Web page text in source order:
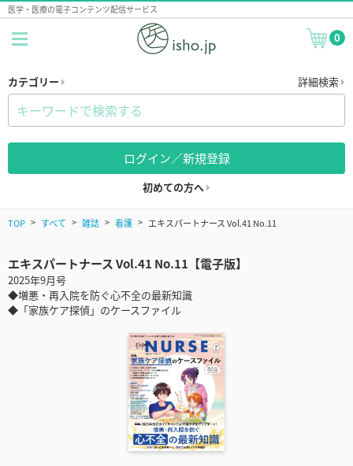
医学・医療の電子コンテンツ配信サービス
0
カテゴリー 詳細検索
ログイン／新規登録
初めての方へ
TOP すべて 雑誌 看護 エキスパートナース Vol.41 No.11
エキスパートナース Vol.41 No.11【電子版】
2025年9月号
◆増悪・再入院を防ぐ心不全の最新知識
◆「家族ケア探偵」のケースファイル